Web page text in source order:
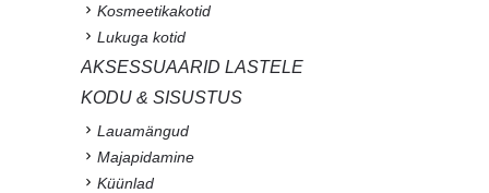
Kosmeetikakotid
Lukuga kotid
AKSESSUAARID LASTELE
KODU & SISUSTUS
Lauamängud
Majapidamine
Küünlad